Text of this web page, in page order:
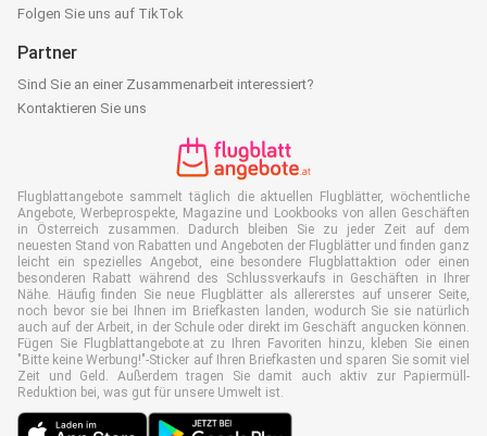
Folgen Sie uns auf TikTok
Partner
Sind Sie an einer Zusammenarbeit interessiert?
Kontaktieren Sie uns
Flugblattangebote sammelt täglich die aktuellen Flugblätter, wöchentliche
Angebote, Werbeprospekte, Magazine und Lookbooks von allen Geschäften
in Österreich zusammen. Dadurch bleiben Sie zu jeder Zeit auf dem
neuesten Stand von Rabatten und Angeboten der Flugblätter und finden ganz
leicht ein spezielles Angebot, eine besondere Flugblattaktion oder einen
besonderen Rabatt während des Schlussverkaufs in Geschäften in Ihrer
Nähe. Häufig finden Sie neue Flugblätter als allererstes auf unserer Seite,
noch bevor sie bei Ihnen im Briefkasten landen, wodurch Sie sie natürlich
auch auf der Arbeit, in der Schule oder direkt im Geschäft angucken können.
Fügen Sie Flugblattangebote.at zu Ihren Favoriten hinzu, kleben Sie einen
"Bitte keine Werbung!"-Sticker auf Ihren Briefkasten und sparen Sie somit viel
Zeit und Geld. Außerdem tragen Sie damit auch aktiv zur Papiermüll-
Reduktion bei, was gut für unsere Umwelt ist.